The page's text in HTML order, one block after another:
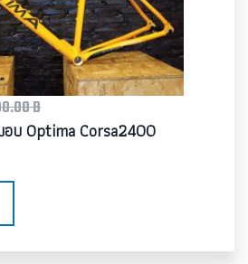
B
อบ Optima Corsa2400